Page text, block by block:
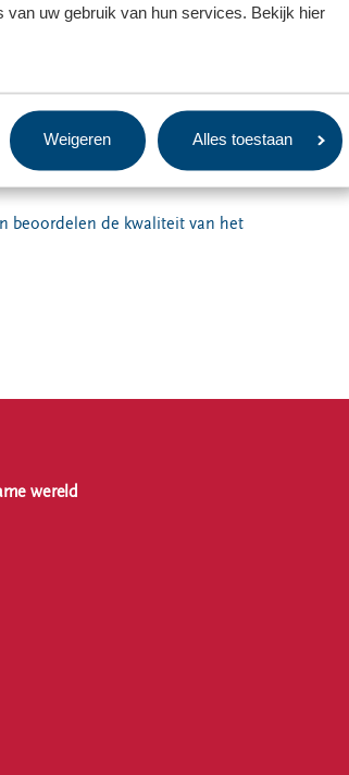
uw gebruik van hun services. Bekijk hier
Weigeren Alles toestaan
beoordelen de kwaliteit van het
wereld